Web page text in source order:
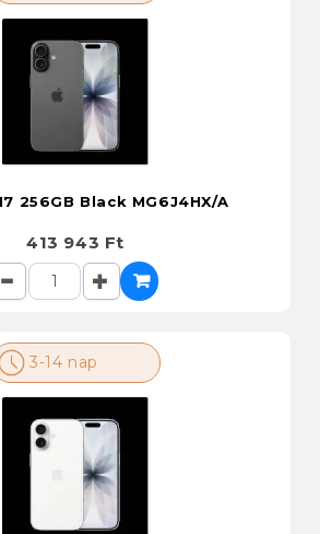
256GB Black MG6J4HX/A
413 943 Ft
3-14 nap